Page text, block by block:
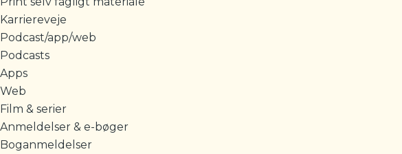
Karriereveje
Podcast/app/web
Podcasts
Apps
Web
Film & serier
Anmeldelser & e-bøger
Boganmeldelser